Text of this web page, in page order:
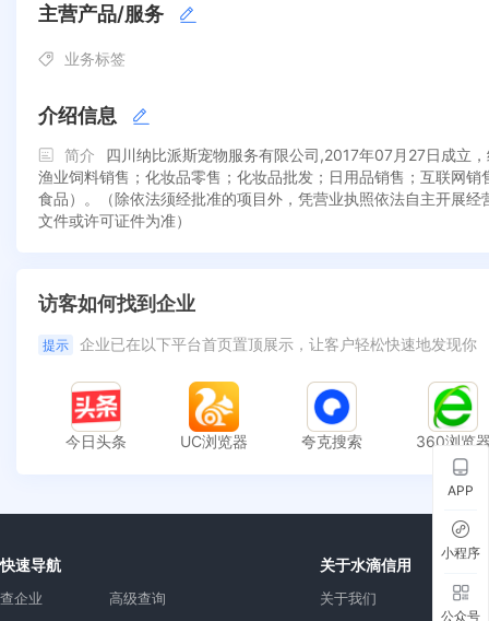
主营产品/服务
业务标签
介绍信息
简介
四川纳比派斯宠物服务有限公司,2017年07月27日成立
渔业饲料销售；化妆品零售；化妆品批发；日用品销售；互联网
食品）。（除依法须经批准的项目外，凭营业执照依法自主开展
文件或许可证件为准）
访客如何找到企业
提示 企业已在以下平台首页置顶展示，让客户轻松快速地发现你
今日头条 UC浏览器 夸克搜索 360浏览
快速导航
查企业 高级查询
关于水滴信用
关于我们
APP
小程序
公众号